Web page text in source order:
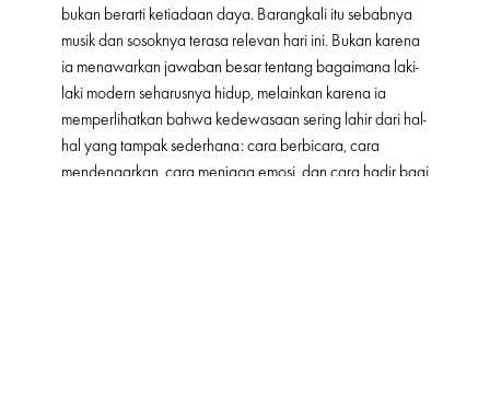
bukan berarti ketiadaan daya. Barangkali itu sebabnya
musik dan sosoknya terasa relevan hari ini. Bukan karena
ia menawarkan jawaban besar tentang bagaimana laki-
laki modern seharusnya hidup, melainkan karena ia
memperlihatkan bahwa kedewasaan sering lahir dari hal-
hal yang tampak sederhana: cara berbicara, cara
mendengarkan, cara menjaga emosi, dan cara hadir bagi